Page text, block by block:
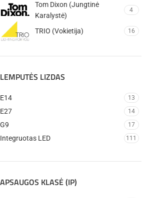
Tom Dixon (Jungtinė
Karalystė)
4
TRIO (Vokietija) 16
LEMPUTĖS LIZDAS
E14 13
E27 14
G9 17
Integruotas LED 111
APSAUGOS KLASĖ (IP)